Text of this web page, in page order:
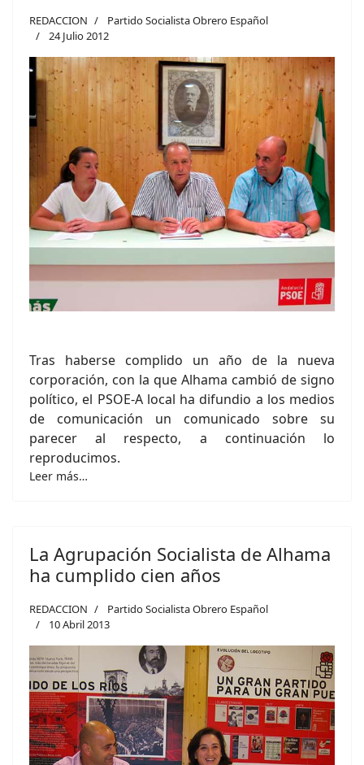
REDACCION
Partido Socialista Obrero Español
24 Julio 2012
Tras haberse complido un año de la nueva
corporación, con la que Alhama cambió de signo
político, el PSOE-A local ha difundio a los medios
de comunicación un comunicado sobre su
parecer al respecto, a continuación lo
reproducimos.
Leer más…
La Agrupación Socialista de Alhama
ha cumplido cien años
REDACCION
Partido Socialista Obrero Español
10 Abril 2013